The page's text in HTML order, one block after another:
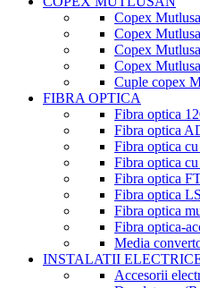
Copex
Copex
Copex
Copex
Cuple copex
FIBRA OPTICA
Fibra optica
Fibra optica
Fibra optica
Fibra optica cu
Fibra optica
Fibra optica
Fibra optica
Fibra optica-
Media
INSTALATII
Accesorii